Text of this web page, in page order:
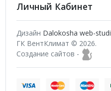
Личный Кабинет
Дизайн Dalokosha web-
ГК ВентКлимат © 2026.
Создание сайтов -